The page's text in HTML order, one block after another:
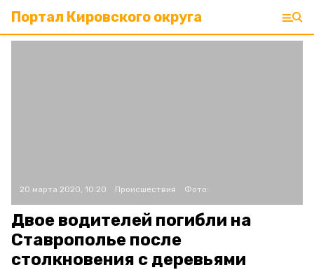
Портал Кировского округа
20 марта 2020, 10:20 Происшествия Фото:
Двое водителей погибли на
Ставрополье после
столкновения с деревьями